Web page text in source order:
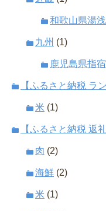
和歌山県湯
九州 (1)
鹿児島県指
【ふるさと納税 ラ
米 (1)
【ふるさと納税 返
肉 (2)
海鮮 (2)
米 (1)